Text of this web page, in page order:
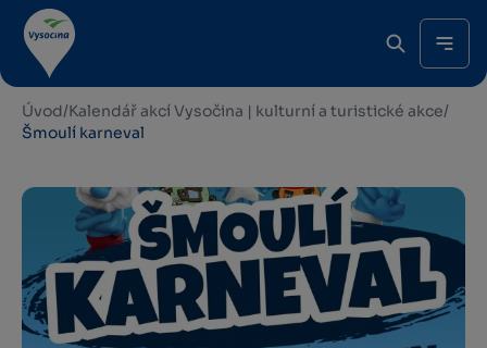
Úvod/Kalendář akcí Vysočina | kulturní a turistické akce/
Šmoulí karneval